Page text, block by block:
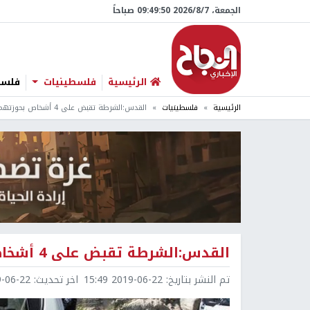
الجمعة، 7/‏8/‏2026 09:49:51 صباحاً
الرئيسية فلسطينيات
الرئيسية فلسطينيات القدس:الشرطة تقبض على 4 أشخاص بحوزتهم مواد مخدرة
القدس:الشرطة تقبض على 4 أشخاص بحوزتهم مواد مخدرة
تم النشر بتاريخ: 2019-06-22 15:49 اخر تحديث: 22 17:05